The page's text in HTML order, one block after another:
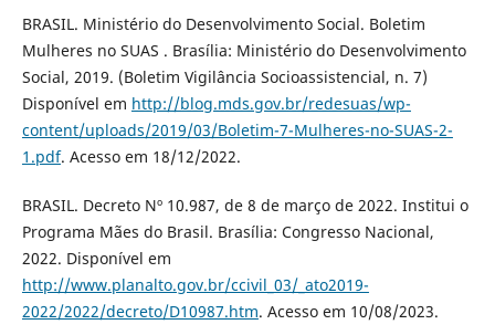
BRASIL. Ministério do Desenvolvimento Social. Boletim
Mulheres no SUAS . Brasília: Ministério do Desenvolvimento
Social, 2019. (Boletim Vigilância Socioassistencial, n. 7)
Disponível em http://blog.mds.gov.br/redesuas/wp-
content/uploads/2019/03/Boletim-7-Mulheres-no-SUAS-2-
1.pdf. Acesso em 18/12/2022.
BRASIL. Decreto Nº 10.987, de 8 de março de 2022. Institui o
Programa Mães do Brasil. Brasília: Congresso Nacional,
2022. Disponível em
http://www.planalto.gov.br/ccivil_03/_ato2019-
2022/2022/decreto/D10987.htm. Acesso em 10/08/2023.